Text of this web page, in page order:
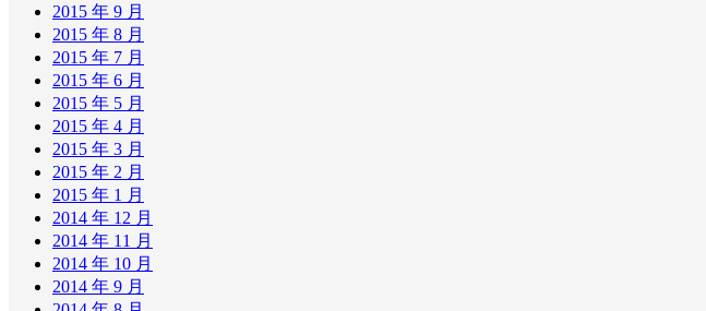
2015 年 9 月
2015 年 8 月
2015 年 7 月
2015 年 6 月
2015 年 5 月
2015 年 4 月
2015 年 3 月
2015 年 2 月
2015 年 1 月
2014 年 12 月
2014 年 11 月
2014 年 10 月
2014 年 9 月